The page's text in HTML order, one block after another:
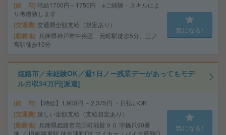
給 与 時給1700円～1750円 ※ご経験・スキルによ
り考慮致します
交通費 交通費全額支給（規定あり）
勤務地 兵庫県神戸市中央区 元町駅徒歩5分、三ノ
宮駅徒歩10分
気になる!
姫路市／未経験OK／週1日ノー残業デーがあってもモデ
ル月収34万円[派遣]
給 与 【時給】1,900円 ～2,375円 ・日払いOK
交通費 嬉しい全額支給（支給規定あり）
勤務地 兵庫県姫路市花田町勅旨９０ 字橋爪90番
気になる!